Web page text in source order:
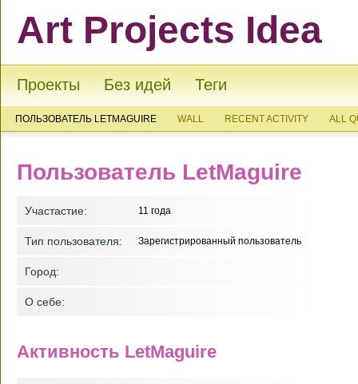
Art Projects Idea
Проекты Без идей Теги
ПОЛЬЗОВАТЕЛЬ LETMAGUIRE WALL RECENT ACTIVITY ALL
Пользователь LetMaguire
Участастие: 11 года
Тип пользователя: Зарегистрированный пользователь
Город:
О себе:
Активность LetMaguire